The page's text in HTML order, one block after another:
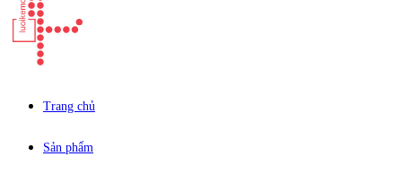
Trang chủ
Sản phẩm